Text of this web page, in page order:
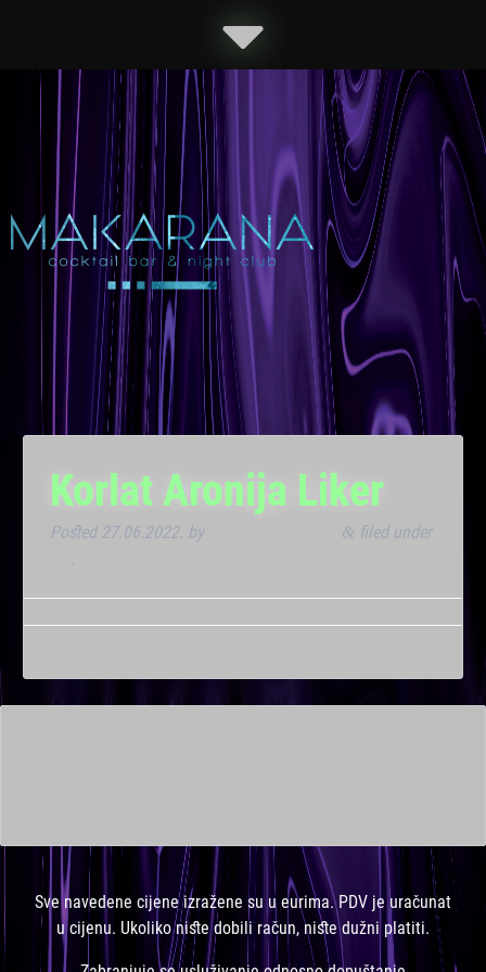
Korlat Aronija Liker
Posted 27.06.2022. by & filed under
.
Sve navedene cijene izražene su u eurima. PDV je uračunat
u cijenu. Ukoliko niste dobili račun, niste dužni platiti.